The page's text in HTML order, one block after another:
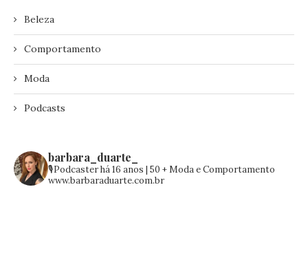
Beleza
Comportamento
Moda
Podcasts
barbara_duarte_
🎙️Podcaster há 16 anos | 50 +Moda e Comportamento
www.barbaraduarte.com.br